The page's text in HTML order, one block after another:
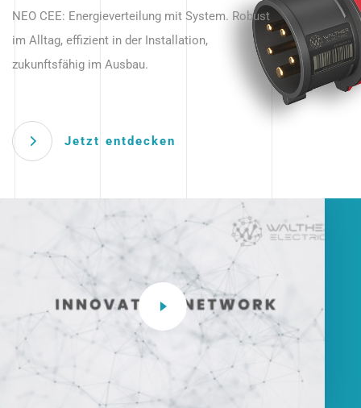
beginnt hier.
NEO CEE: Energieverteilung mit System. Robust
im Alltag, effizient in der Installation,
zukunftsfähig im Ausbau.
Jetzt entdecken
Anwendungen – robust, IP-geschützt und
zukunftsfähig.